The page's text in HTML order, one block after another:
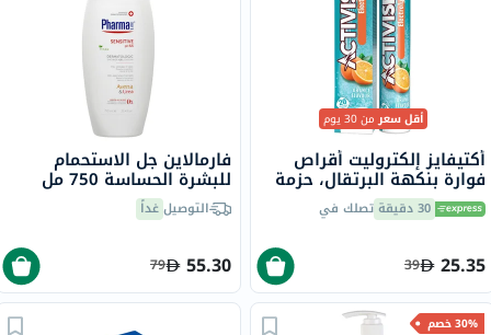
أقل سعرمن 30 يوم
أكتيفايز إلكتروليت أقراص
فوارة بنكهة البرتقال، حزمة
من 20 30 دقيقة تصلك في
25.35
39
فارمالاين جل الاستحمام
للبشرة الحساسة 750 مل
التوصيلغداً
55.30
79
30% خصم